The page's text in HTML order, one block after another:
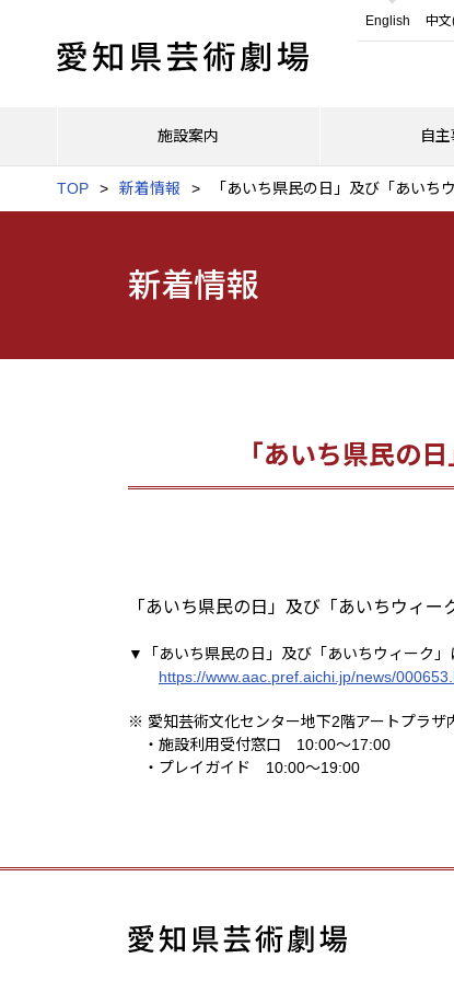
English 中
施設案内 自
TOP 新着情報 「あいち県民の日」及び「あいち
新着情報
「あいち県民の
「あいち県民の日」及び「あいちウィ
▼「あいち県民の日」及び「あいちウィーク
https://www.aac.pref.aichi.jp/news/
※ 愛知芸術文化センター地下2階アートプラザ
・施設利用受付窓口 10:00～17:00
・プレイガイド 10:00～19:00